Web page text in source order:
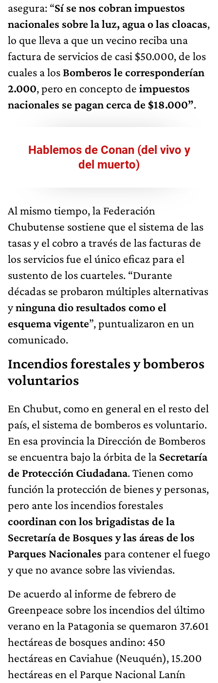
asegura: “Sí se nos cobran impuestos
nacionales sobre la luz, agua o las cloacas,
lo que lleva a que un vecino reciba una
factura de servicios de casi $50.000, de los
cuales a los Bomberos le corresponderían
2.000, pero en concepto de impuestos
nacionales se pagan cerca de $18.000”.
Hablemos de Conan (del vivo y
del muerto)
Al mismo tiempo, la Federación
Chubutense sostiene que el sistema de las
tasas y el cobro a través de las facturas de
los servicios fue el único eficaz para el
sustento de los cuarteles. “Durante
décadas se probaron múltiples alternativas
yninguna dio resultados como el
esquema vigente”, puntualizaron en un
comunicado.
Incendios forestales y bomberos
voluntarios
En Chubut, como en general en el resto del
país, el sistema de bomberos es voluntario.
En esa provincia la Dirección de Bomberos
se encuentra bajo la órbita de la Secretaría
de Protección Ciudadana. Tienen como
función la protección de bienes y personas,
pero ante los incendios forestales
coordinan con los brigadistas de la
Secretaría de Bosques y las áreas de los
Parques Nacionales para contener el fuego
y que no avance sobre las viviendas.
De acuerdo al informe de febrero de
Greenpeace sobre los incendios del último
verano en la Patagonia se quemaron 37.601
hectáreas de bosques andino: 450
hectáreas en Caviahue (Neuquén), 15.200
hectáreas en el Parque Nacional Lanín